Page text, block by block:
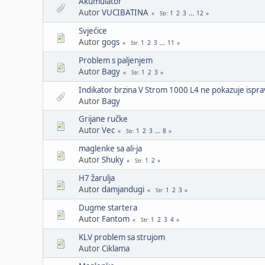
AutorVUCIBATINA Str 1 2 3 ... 12
Svjećice
Autorgogs Str 1 2 3 ... 11
Problem s paljenjem
Autor Bagy Str 1 2 3
Indikator brzina V Strom 1000 L4 ne pokazuje
Autor Bagy
Grijane ručke
AutorVec Str 1 2 3 ... 8
maglenke sa ali-ja
AutorShuky Str 1 2
H7 žarulja
Autordamjandugi Str 1 2 3
Dugme startera
Autor Fantom Str 1 2 3 4
KLV problem sa strujom
AutorCiklama